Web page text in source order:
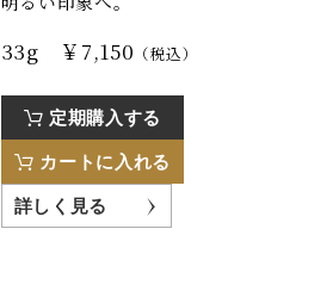
33g ￥7,150 （税込）
定期購入する
カートに入れる
詳しく見る